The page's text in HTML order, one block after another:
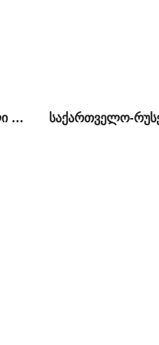
საქართველოს ევროპული ინტეგრაციის დღის წესრიგი და რუსეთთან ურთიერთობების ნორმალიზაციის პროცესი